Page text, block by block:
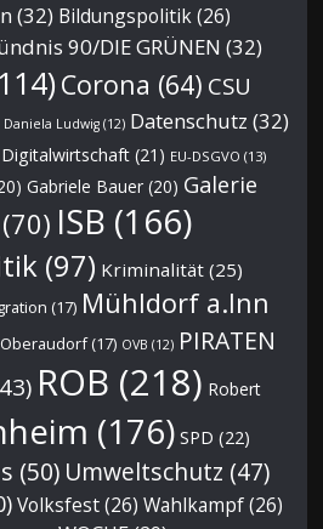
(32) Bildungspolitik(26)
90/DIE GRÜNEN (32)
Corona (64) CSU
Daniela Ludwig (12) Datenschutz (32)
Digitalwirtschaft (21) EU-DSGVO (13)
Gabriele Bauer (20) Galerie
(70) ISB (166)
(97) Kriminalität (25)
(17) Mühldorf a.Inn
Oberaudorf(17) OVB (12) PIRATEN
ROB (218) Robert
(176) SPD (22)
(50) Umweltschutz (47)
Volksfest(26) Wahlkampf(26)